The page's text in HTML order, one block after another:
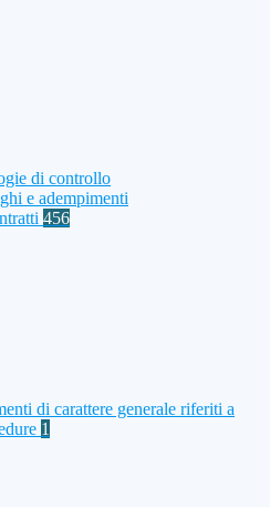
di controllo
e adempimenti
456
di carattere generale riferiti a
1